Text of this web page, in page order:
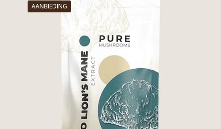
AANBIEDING